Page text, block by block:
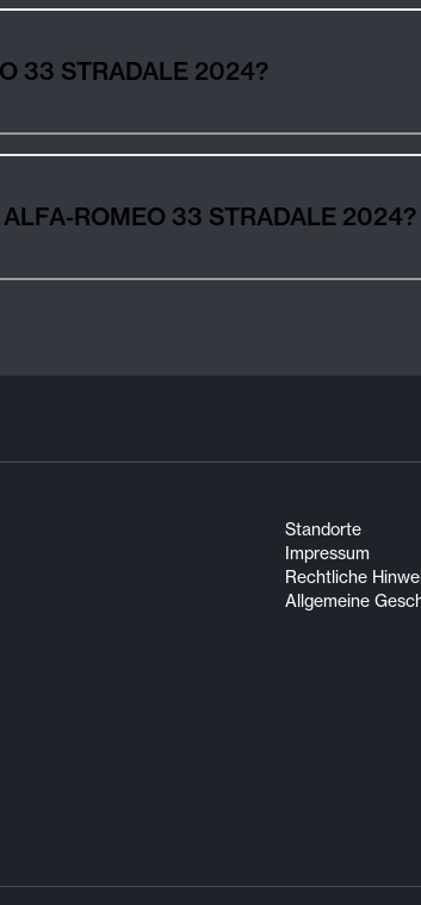
33 STRADALE 2024?
ROMEO 33 STRADALE 2024?
Standorte
Impressum
Rechtliche
Allgemeine